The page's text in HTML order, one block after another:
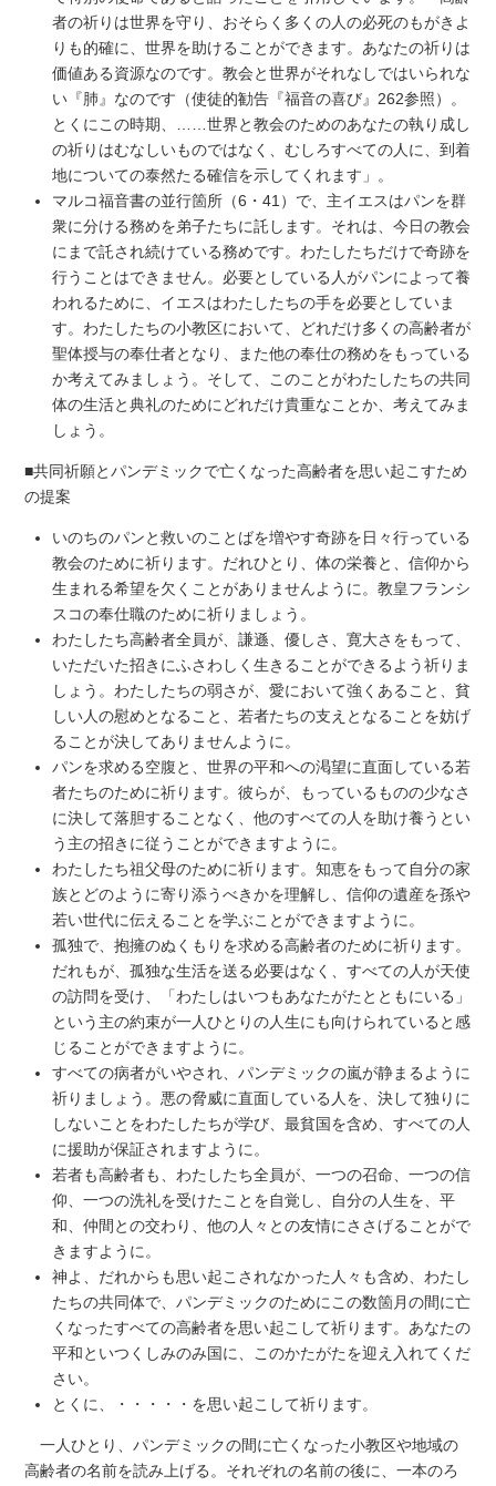
者の祈りは世界を守り、おそらく多くの人の必死のもがきよ
りも的確に、世界を助けることができます。あなたの祈りは
価値ある資源なのです。教会と世界がそれなしではいられな
い『肺』なのです（使徒的勧告『福音の喜び』262参照）。
とくにこの時期、……世界と教会のためのあなたの執り成し
の祈りはむなしいものではなく、むしろすべての人に、到着
地についての泰然たる確信を示してくれます」。
マルコ福音書の並行箇所（6・41）で、主イエスはパンを群
衆に分ける務めを弟子たちに託します。それは、今日の教会
にまで託され続けている務めです。わたしたちだけで奇跡を
行うことはできません。必要としている人がパンによって養
われるために、イエスはわたしたちの手を必要としていま
す。わたしたちの小教区において、どれだけ多くの高齢者が
聖体授与の奉仕者となり、また他の奉仕の務めをもっている
か考えてみましょう。そして、このことがわたしたちの共同
体の生活と典礼のためにどれだけ貴重なことか、考えてみま
しょう。
■共同祈願とパンデミックで亡くなった高齢者を思い起こすため
の提案
いのちのパンと救いのことばを増やす奇跡を日々行っている
教会のために祈ります。だれひとり、体の栄養と、信仰から
生まれる希望を欠くことがありませんように。教皇フランシ
スコの奉仕職のために祈りましょう。
わたしたち高齢者全員が、謙遜、優しさ、寛大さをもって、
いただいた招きにふさわしく生きることができるよう祈りま
しょう。わたしたちの弱さが、愛において強くあること、貧
しい人の慰めとなること、若者たちの支えとなることを妨げ
ることが決してありませんように。
パンを求める空腹と、世界の平和への渇望に直面している若
者たちのために祈ります。彼らが、もっているものの少なさ
に決して落胆することなく、他のすべての人を助け養うとい
う主の招きに従うことができますように。
わたしたち祖父母のために祈ります。知恵をもって自分の家
族とどのように寄り添うべきかを理解し、信仰の遺産を孫や
若い世代に伝えることを学ぶことができますように。
孤独で、抱擁のぬくもりを求める高齢者のために祈ります。
だれもが、孤独な生活を送る必要はなく、すべての人が天使
の訪問を受け、「わたしはいつもあなたがたとともにいる」
という主の約束が一人ひとりの人生にも向けられていると感
じることができますように。
すべての病者がいやされ、パンデミックの嵐が静まるように
祈りましょう。悪の脅威に直面している人を、決して独りに
しないことをわたしたちが学び、最貧国を含め、すべての人
に援助が保証されますように。
若者も高齢者も、わたしたち全員が、一つの召命、一つの信
仰、一つの洗礼を受けたことを自覚し、自分の人生を、平
和、仲間との交わり、他の人々との友情にささげることがで
きますように。
神よ、だれからも思い起こされなかった人々も含め、わたし
たちの共同体で、パンデミックのためにこの数箇月の間に亡
くなったすべての高齢者を思い起こして祈ります。あなたの
平和といつくしみのみ国に、このかたがたを迎え入れてくだ
さい。
とくに、・・・・・を思い起こして祈ります。
一人ひとり、パンデミックの間に亡くなった小教区や地域の
高齢者の名前を読み上げる。それぞれの名前の後に、一本のろ